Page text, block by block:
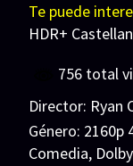
Te puede
HDR+
756 total
Director: Ryan
Género: 2160p
Comedia,